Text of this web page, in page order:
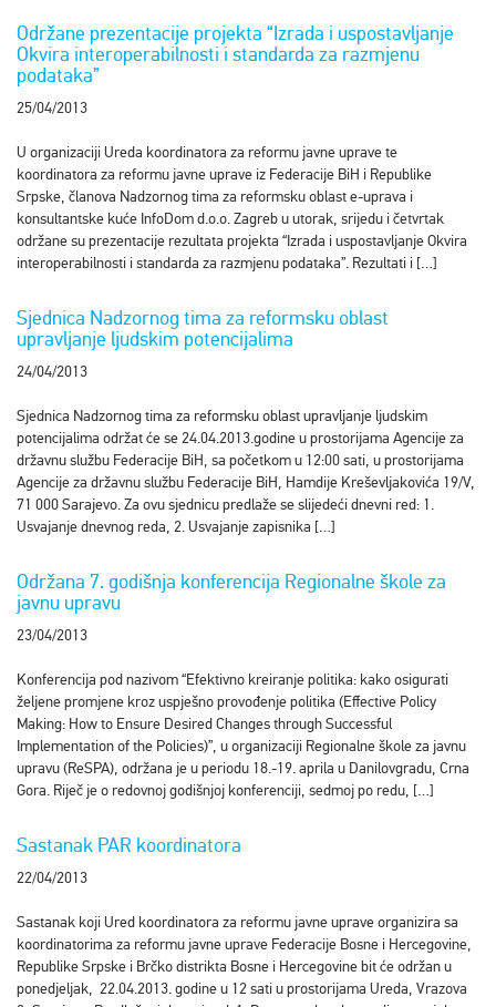
Održane prezentacije projekta “Izrada i uspostavljanje
Okvira interoperabilnosti i standarda za razmjenu
podataka”
25/04/2013
U organizaciji Ureda koordinatora za reformu javne uprave te
koordinatora za reformu javne uprave iz Federacije BiH i Republike
Srpske, članova Nadzornog tima za reformsku oblast e-uprava i
konsultantske kuće InfoDom d.o.o. Zagreb u utorak, srijedu i četvrtak
održane su prezentacije rezultata projekta “Izrada i uspostavljanje Okvira
interoperabilnosti i standarda za razmjenu podataka”. Rezultati i […]
Sjednica Nadzornog tima za reformsku oblast
upravljanje ljudskim potencijalima
24/04/2013
Sjednica Nadzornog tima za reformsku oblast upravljanje ljudskim
potencijalima održat će se 24.04.2013.godine u prostorijama Agencije za
državnu službu Federacije BiH, sa početkom u 12:00 sati, u prostorijama
Agencije za državnu službu Federacije BiH, Hamdije Kreševljakovića 19/V,
71 000 Sarajevo. Za ovu sjednicu predlaže se slijedeći dnevni red: 1.
Usvajanje dnevnog reda, 2. Usvajanje zapisnika […]
Održana 7. godišnja konferencija Regionalne škole za
javnu upravu
23/04/2013
Konferencija pod nazivom “Efektivno kreiranje politika: kako osigurati
željene promjene kroz uspješno provođenje politika (Effective Policy
Making: How to Ensure Desired Changes through Successful
Implementation of the Policies)”, u organizaciji Regionalne škole za javnu
upravu (ReSPA), održana je u periodu 18.-19. aprila u Danilovgradu, Crna
Gora. Riječ je o redovnoj godišnjoj konferenciji, sedmoj po redu, […]
Sastanak PAR koordinatora
22/04/2013
Sastanak koji Ured koordinatora za reformu javne uprave organizira sa
koordinatorima za reformu javne uprave Federacije Bosne i Hercegovine,
Republike Srpske i Brčko distrikta Bosne i Hercegovine bit će održan u
ponedjeljak, 22.04.2013. godine u 12 sati u prostorijama Ureda, Vrazova